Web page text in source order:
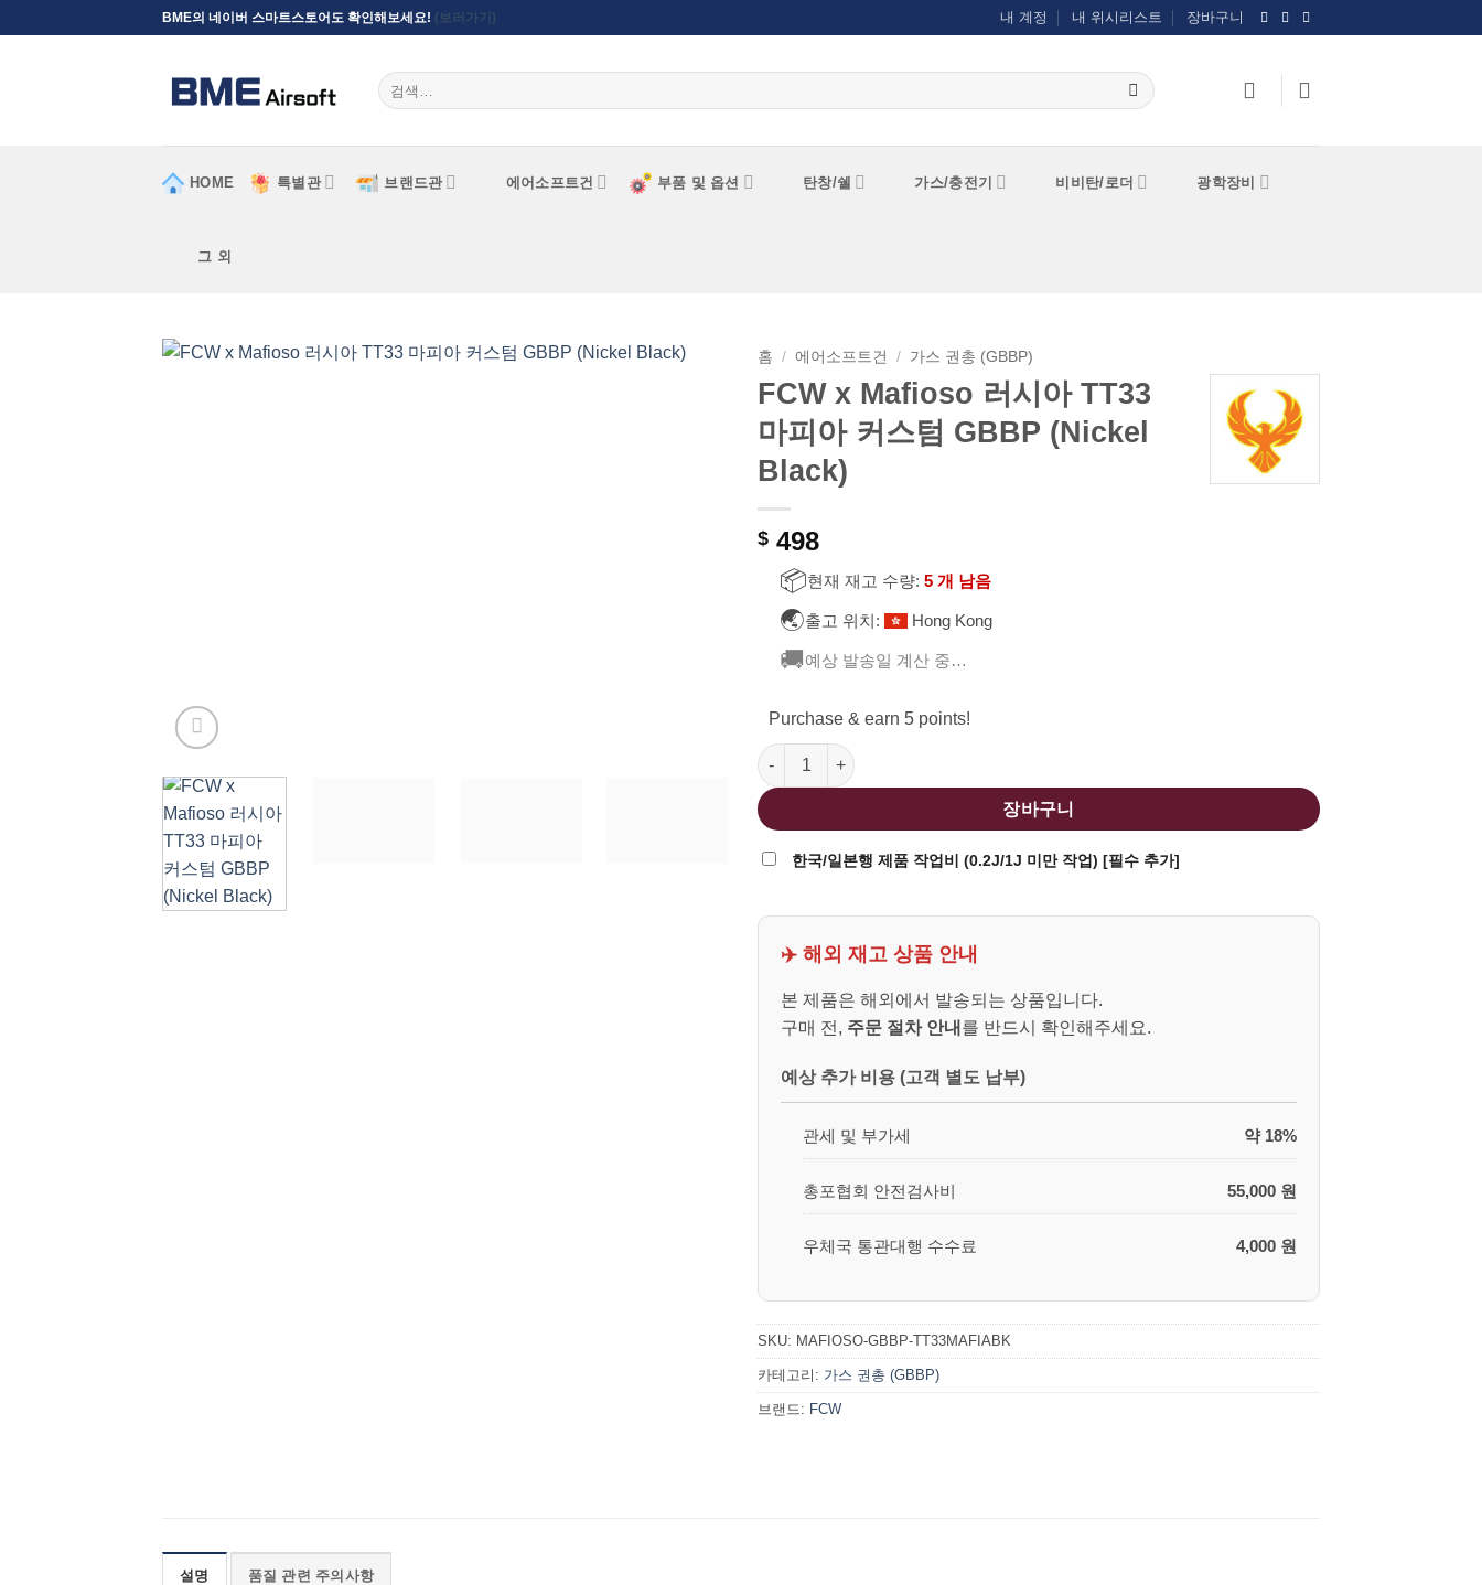
to
BME의 네이버 스마트스토어도 확인해보세요! (보러가기) 내 계정 내 위시리스트 장바구니
검색:
HOME 특별관 브랜드관 에어소프트건 부품 및 옵션 탄창/쉘 가스/충전기 비비탄/로더 광학장비
그 외
홈 / 에어소프트건 / 가스 권총 (GBBP)
FCW x Mafioso 러시아 TT33
마피아 커스텀 GBBP (Nickel
Black)
$ 498
📦현재 재고 수량: 5 개 남음
🌏출고 위치: Hong Kong
🚚예상 발송일 계산 중…
Purchase & earn 5 points!
FCW x Mafioso 러시아 TT33 마피아 커스텀 GBBP (Nickel Black) 수량
장바구니
한국/일본행 제품 작업비 (0.2J/1J 미만 작업) [필수 추가]
✈️ 해외 재고 상품 안내
본 제품은 해외에서 발송되는 상품입니다.
구매 전, 주문 절차 안내 를 반드시 확인해주세요.
예상 추가 비용 (고객 별도 납부)
관세 및 부가세 약 18%
총포협회 안전검사비 55,000 원
우체국 통관대행 수수료 4,000 원
SKU: MAFIOSO-GBBP-TT33MAFIABK
카테고리: 가스 권총 (GBBP)
브랜드: FCW
설명 품질 관련 주의사항